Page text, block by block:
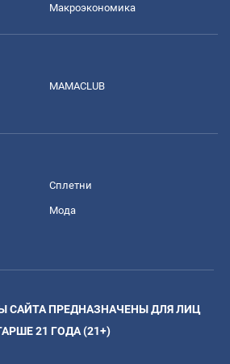
Mакроэкономика
MAMACLUB
Сплетни
Мода
САЙТА ПРЕДНАЗНАЧЕНЫ ДЛЯ ЛИЦ
21 ГОДА (21+)